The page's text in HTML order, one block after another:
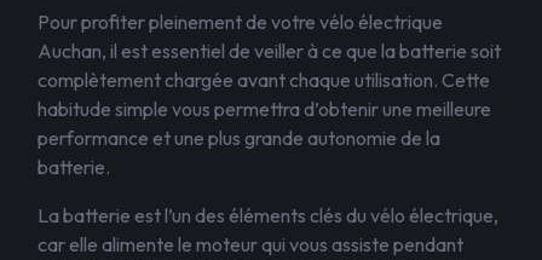
Pour profiter pleinement de votre vélo électrique
Auchan, il est essentiel de veiller à ce que la batterie soit
complètement chargée avant chaque utilisation. Cette
habitude simple vous permettra d’obtenir une meilleure
performance et une plus grande autonomie de la
batterie.
La batterie est l’un des éléments clés du vélo électrique,
car elle alimente le moteur qui vous assiste pendant